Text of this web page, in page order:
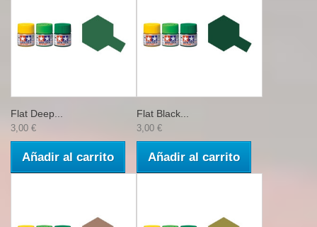
Flat Deep...
3,00 €
Añadir al carrito
Flat Black...
3,00 €
Añadir al carrito